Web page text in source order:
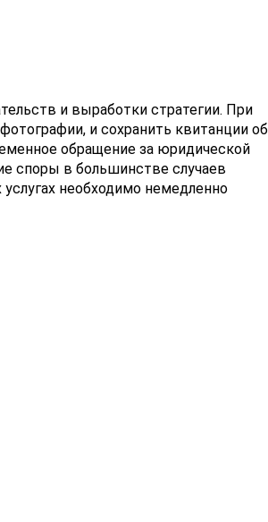
и выработки стратегии. При
и сохранить квитанции об
обращение за юридической
споры в большинстве случаев
необходимо немедленно